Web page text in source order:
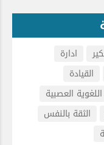
ادارة
القيادة
العصبية
الثقة بالنفس